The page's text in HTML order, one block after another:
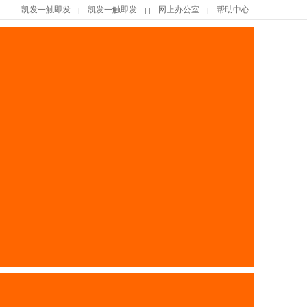
凯发一触即发 | 凯发一触即发 | | 网上办公室 | 帮助中心